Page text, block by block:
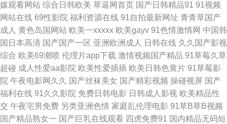
玖玖资源总站 日韩av无码aa 制服丝袜另类 91入口不用下 俺去也影视 福利
社午夜影院 极品91白丝 欧美人人摸 深夜福利网址导航 51AV视频 97婷婷五
月天 国产aa麻豆 久久绯色 欧美性爱一区区 深夜影院 亚洲第一导航 91色色
福利视频 91产精品 超碰碰人妻 国产美女自在线 久草热大香蕉 99在线视频福
利 久草资源色 欧美在一区 微拍福利91 自拍第39页 成人片大香蕉 狼友福利
媒观看网站 综合日韩欧美 草逼网首页 国产日韩精品91 91视频
网站在线 69性影院 福利资源在线 91自拍最新网址 青青草国产
成人 黄色岛国网站 欧美一xxxxx 欧美gayv 91色情激情网 中国韩
国日本高清 国产国产一区 亚洲欧洲成人 日韩在线 久久国产影视
综合 欧美69潮喷 伦理片app下载 激情视频国产精品 91草莓久草
超碰 成人性爱aa影院 欧美性爱插插 欧美日韩色黄片 91草莓影
院 午夜电影网久久 国产丝袜美女 国产精彩视频 操碰视屏 国产
福利在线 91久久影院 免费日韩电影 日韩成人影视 欧美精品性
交 午夜宅男免费 另类亚洲色情 家庭乱伦理电影 91草B草B视频
国产精品熟女一 国产巨乳在线观看 四虎免费91 国内精品无码短